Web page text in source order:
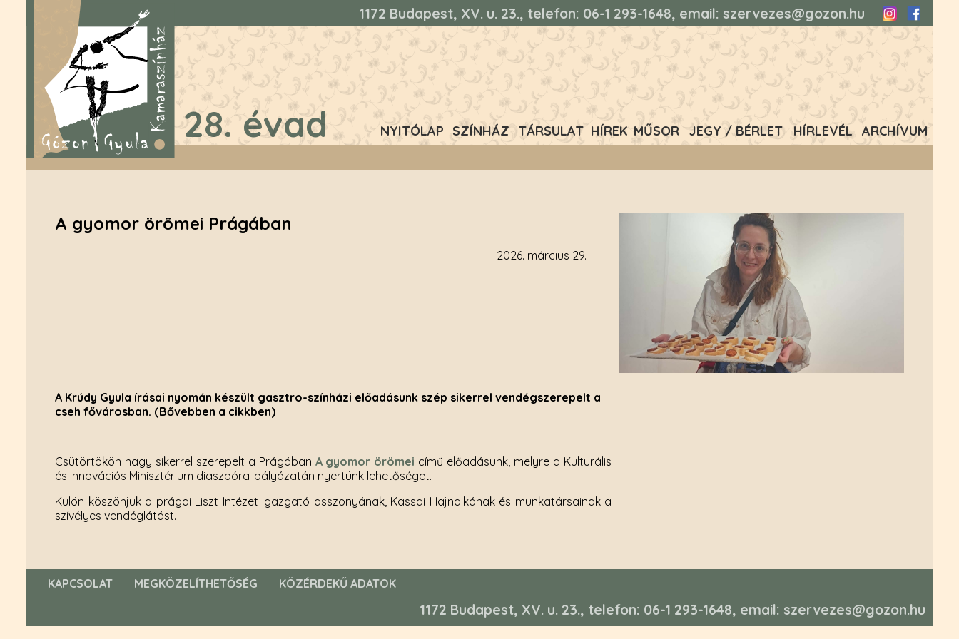
28. évad
1172 Budapest, XV. u. 23., telefon: 06-1 293-1648, email: szervezes@gozon.hu InstagramFacebook
NYITÓLAP SZÍNHÁZ TÁRSULAT HÍREK MŰSOR JEGY / BÉRLET HÍRLEVÉL ARCHÍVUM
A gyomor örömei Prágában
2026. március 29.
A Krúdy Gyula írásai nyomán készült gasztro-színházi előadásunk szép sikerrel vendégszerepelt a
cseh fővárosban. (Bővebben a cikkben)
Csütörtökön nagy sikerrel szerepelt a Prágában A gyomor örömei című előadásunk, melyre a Kulturális
és Innovációs Minisztérium diaszpóra-pályázatán nyertünk lehetőséget.
Külön köszönjük a prágai Liszt Intézet igazgató asszonyának, Kassai Hajnalkának és munkatársainak a
szívélyes vendéglátást.
KAPCSOLAT MEGKÖZELÍTHETŐSÉG KÖZÉRDEKŰ ADATOK
1172 Budapest, XV. u. 23., telefon: 06-1 293-1648, email: szervezes@gozon.hu